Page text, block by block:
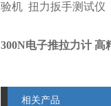
验机 扭力扳手测试仪
300N电子推拉力计 高
相关产品